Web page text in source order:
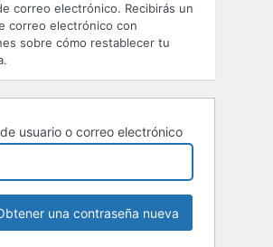
correo electrónico. Recibirás un
correo electrónico con
sobre cómo restablecer tu
usuario o correo electrónico